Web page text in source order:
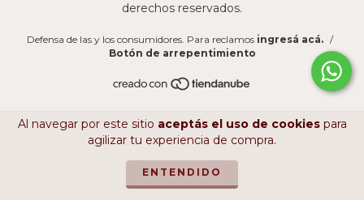
Al navegar por este sitio aceptás el uso de cookiespara
agilizar tu experiencia de compra.
ENTENDIDO
derechos reservados.
Defensa de las y los consumidores. Para reclamos ingresá acá. /
Botón de arrepentimiento